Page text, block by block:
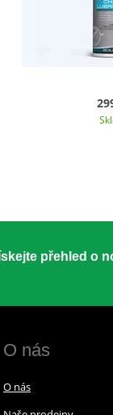
přehled o
O nás
O nás